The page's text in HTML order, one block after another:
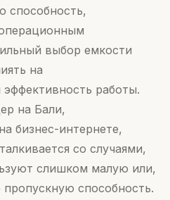
способность,
выбор емкости
на
работы.
на Бали,
бизнес-интернете,
со случаями,
слишком малую или,
способность.